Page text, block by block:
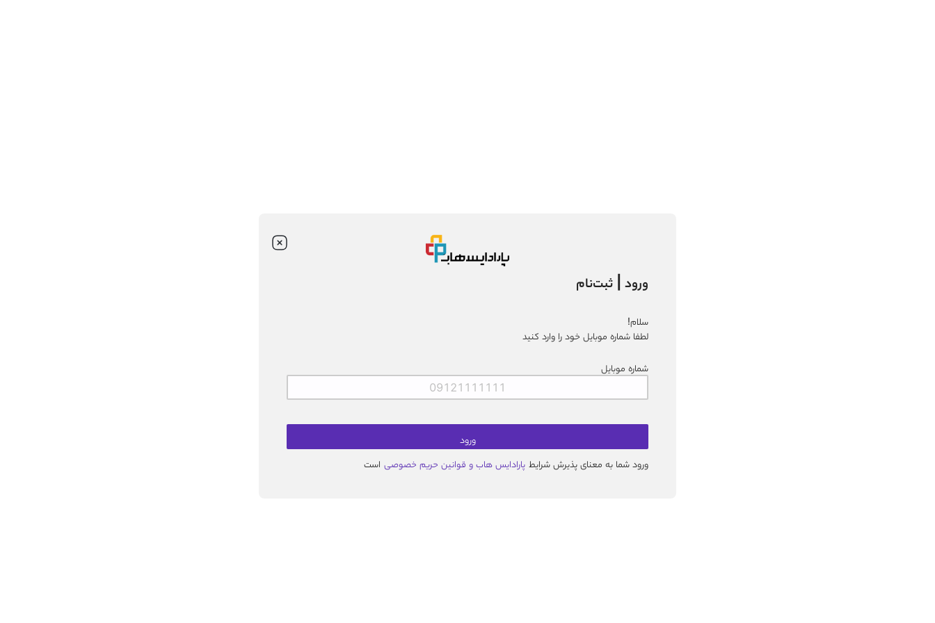
ورود | ثبت‌نام
سلام!
لطفا شماره موبایل خود را وارد کنید
شماره موبایل
ورود
ورود شما به معنای پذیرش شرایط پارادایس هاب و قوانین حریم‌ خصوصی است